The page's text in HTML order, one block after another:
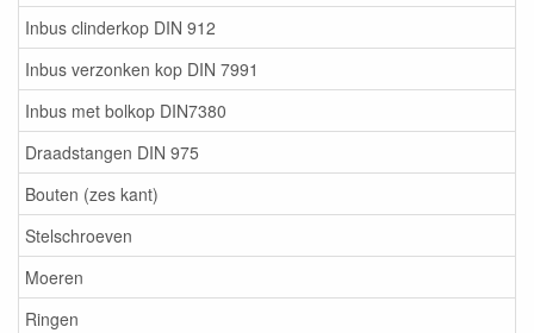
Inbus clinderkop DIN 912
Inbus verzonken kop DIN 7991
Inbus met bolkop DIN7380
Draadstangen DIN 975
Bouten (zes kant)
Stelschroeven
Moeren
Ringen